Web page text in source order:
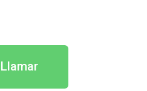
Llamar